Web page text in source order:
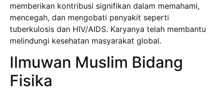
memberikan kontribusi signifikan dalam memahami,
mencegah, dan mengobati penyakit seperti
tuberkulosis dan HIV/AIDS. Karyanya telah membantu
melindungi kesehatan masyarakat global.
Ilmuwan Muslim Bidang
Fisika